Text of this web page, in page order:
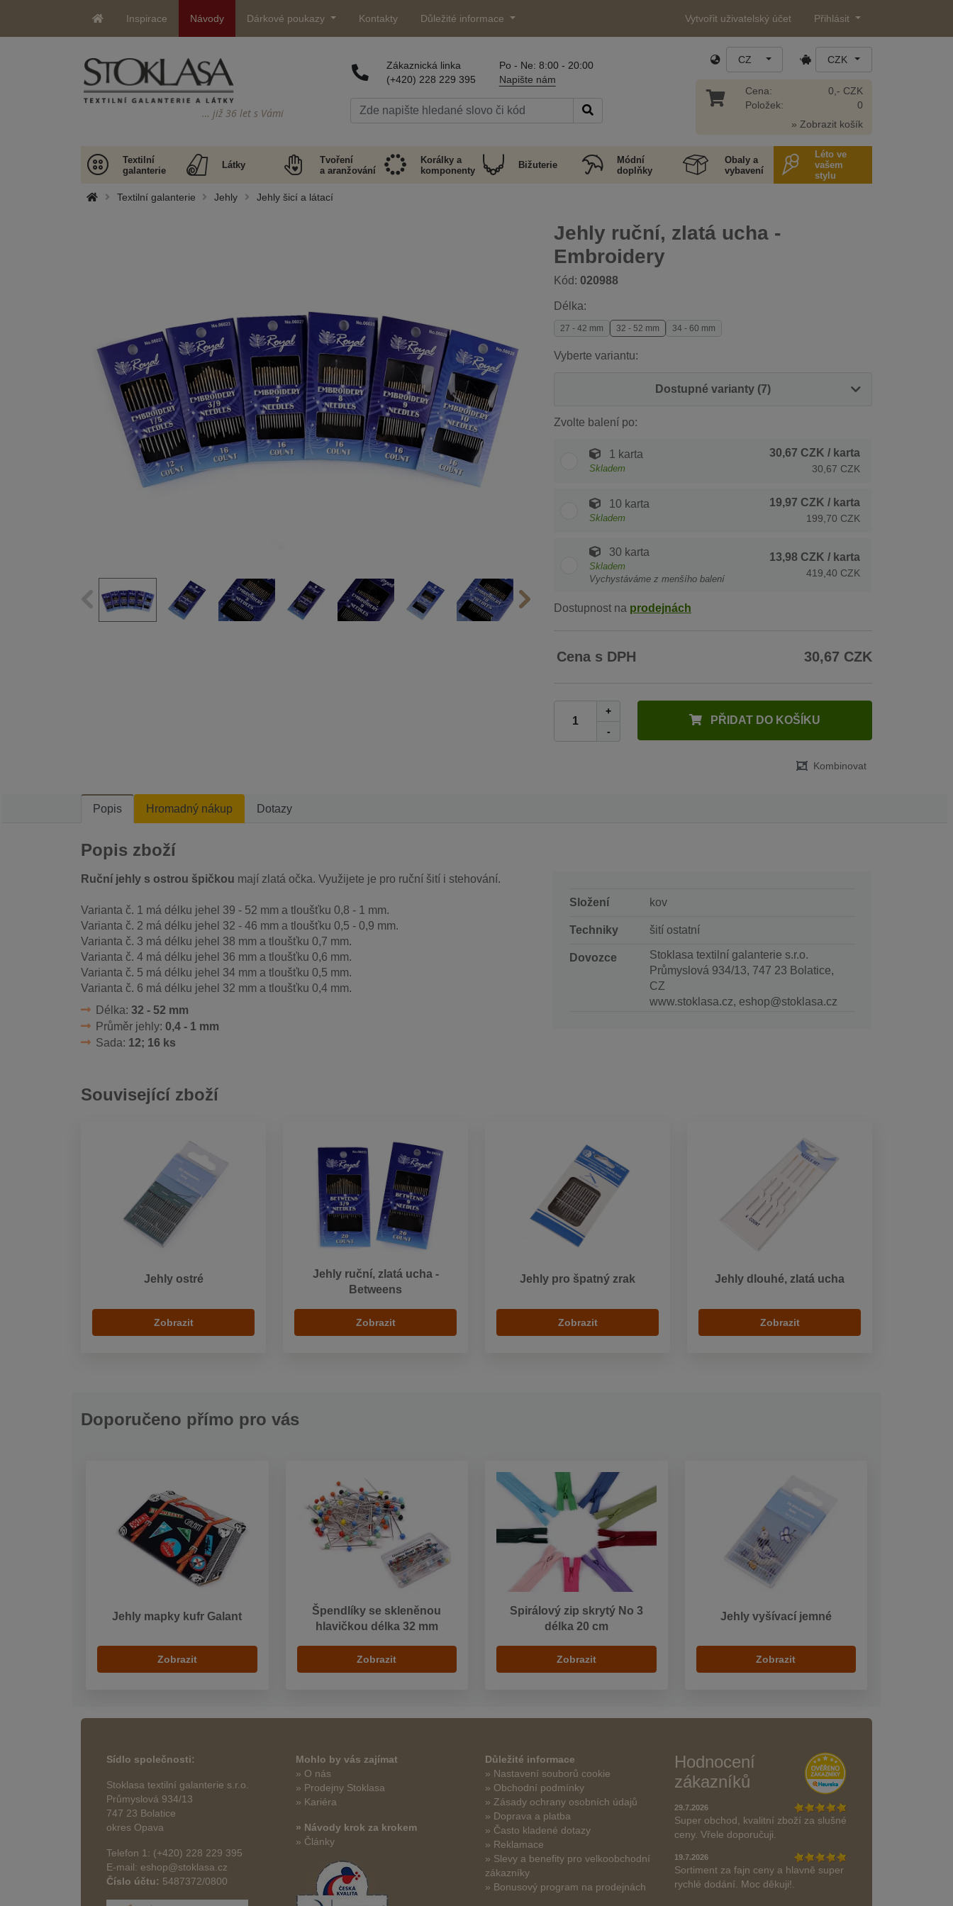
Inspirace Návody Dárkové poukazy Kontakty Důležité informace Vytvořit uživatelský účet Přihlásit
… již 36 let s Vámi
Zákaznická linka
(+420) 228 229 395
Po - Ne: 8:00 - 20:00
Napište nám
CZ CZK
Cena:
Položek:
0,- CZK
0
» Zobrazit košík
Textilní
galanterie
Látky
Tvoření
a aranžování
Korálky a
komponenty
Bižuterie
Módní
doplňky
Obaly a
vybavení
Léto ve
vašem
stylu
Textilní galanterie Jehly Jehly šicí a látací
Jehly ruční, zlatá ucha -
Embroidery
Kód: 020988
Délka:
27 - 42 mm 32 - 52 mm 34 - 60 mm
Vyberte variantu:
Dostupné varianty (7)
Zvolte balení po:
1 karta
Skladem
30,67 CZK / karta
30,67 CZK
10 karta
Skladem
19,97 CZK / karta
199,70 CZK
30 karta
Skladem
Vychystáváme z menšího balení
13,98 CZK / karta
419,40 CZK
Dostupnost na prodejnách
Cena s DPH 30,67 CZK
+
-
PŘIDAT DO KOŠÍKU
Kombinovat
Popis Hromadný nákup Dotazy
Popis zboží
Ruční jehly s ostrou špičkou mají zlatá očka. Využijete je pro ruční šití i stehování.
Varianta č. 1 má délku jehel 39 - 52 mm a tloušťku 0,8 - 1 mm.
Varianta č. 2 má délku jehel 32 - 46 mm a tloušťku 0,5 - 0,9 mm.
Varianta č. 3 má délku jehel 38 mm a tloušťku 0,7 mm.
Varianta č. 4 má délku jehel 36 mm a tloušťku 0,6 mm.
Varianta č. 5 má délku jehel 34 mm a tloušťku 0,5 mm.
Varianta č. 6 má délku jehel 32 mm a tloušťku 0,4 mm.
Délka: 32 - 52 mm
Průměr jehly: 0,4 - 1 mm
Sada: 12; 16 ks
Složení kov
Techniky šití ostatní
Dovozce
Stoklasa textilní galanterie s.r.o.
Průmyslová 934/13, 747 23 Bolatice,
CZ
www.stoklasa.cz, eshop@stoklasa.cz
Související zboží
Jehly ostré
Zobrazit
Jehly ruční, zlatá ucha -
Betweens
Zobrazit
Jehly pro špatný zrak
Zobrazit
Jehly dlouhé, zlatá ucha
Zobrazit
Doporučeno přímo pro vás
Jehly mapky kufr Galant
Zobrazit
Špendlíky se skleněnou
hlavičkou délka 32 mm
Zobrazit
Spirálový zip skrytý No 3
délka 20 cm
Zobrazit
Jehly vyšívací jemné
Zobrazit
Sídlo společnosti:
Stoklasa textilní galanterie s.r.o.
Průmyslová 934/13
747 23 Bolatice
okres Opava
Telefon 1: (+420) 228 229 395
E-mail: eshop@stoklasa.cz
Číslo účtu: 5487372/0800
Mohlo by vás zajímat
» O nás
» Prodejny Stoklasa
» Kariéra
» Návody krok za krokem
» Články
Důležité informace
» Nastavení souborů cookie
» Obchodní podmínky
» Zásady ochrany osobních údajů
» Doprava a platba
» Často kladené dotazy
» Reklamace
» Slevy a benefity pro velkoobchodní
zákazníky
» Bonusový program na prodejnách
Hodnocení
zákazníků
29.7.2026
Super obchod, kvalitní zboží za slušné
ceny. Vřele doporučuji.
19.7.2026
Sortiment za fajn ceny a hlavně super
rychlé dodání. Moc děkuji!.